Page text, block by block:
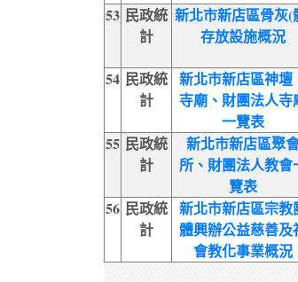
53 民政統
計
新北市新店區骨灰(
存放設施概況
54 民政統
計
新北市新店區神壇
寺廟、財團法人寺
一覽表
55 民政統
計
新北市新店區聚
所、財團法人教會
覽表
56 民政統
計
新北市新店區宗教
體興辦公益慈善及
會教化事業概況